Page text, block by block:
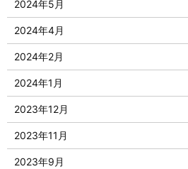
2024年5月
2024年4月
2024年2月
2024年1月
2023年12月
2023年11月
2023年9月